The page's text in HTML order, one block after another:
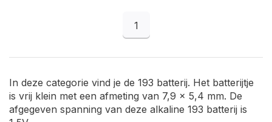
1
In deze categorie vind je de 193 batterij. Het batterijtje
is vrij klein met een afmeting van 7,9 x 5,4 mm. De
afgegeven spanning van deze alkaline 193 batterij is